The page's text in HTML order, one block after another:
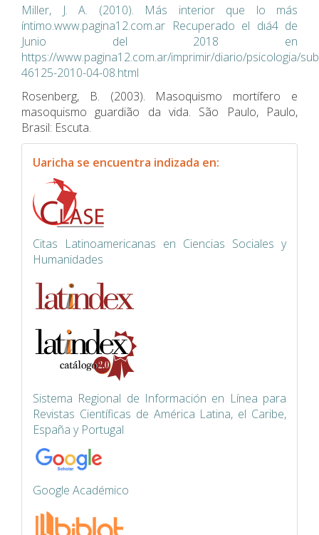
Miller, J. A. (2010). Más interior que lo más
íntimo.www.pagina12.com.ar Recuperado el dıá4 de
Junio del 2018 en
https://www.pagina12.com.ar/imprimir/diario/psicologia/
46125-2010-04-08.html
Rosenberg, B. (2003). Masoquismo mortífero e
masoquismo guardião da vida. São Paulo, Paulo,
Brasil: Escuta.
indexacion
Uaricha se encuentra indizada en:
Citas Latinoamericanas en Ciencias Sociales y
Humanidades
Sistema Regional de Información en Línea para
Revistas Científicas de América Latina, el Caribe,
España y Portugal
Google Académico